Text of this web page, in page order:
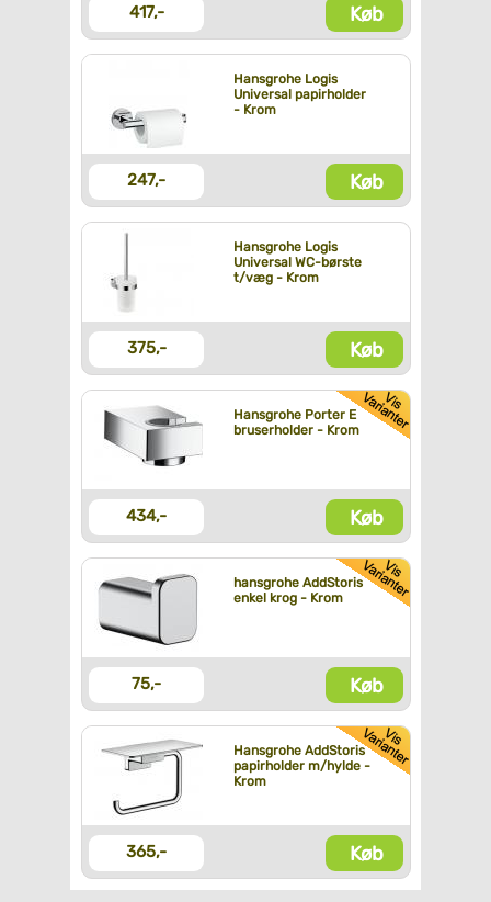
417,- Køb
Hansgrohe Logis
Universal papirholder
- Krom
247,- Køb
Hansgrohe Logis
Universal WC-børste
t/væg - Krom
375,- Køb
Hansgrohe Porter E
bruserholder - Krom
434,- Køb
hansgrohe AddStoris
enkel krog - Krom
75,- Køb
Hansgrohe AddStoris
papirholder m/hylde -
Krom
365,- Køb